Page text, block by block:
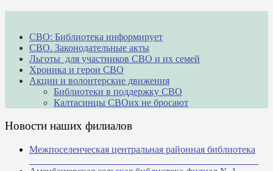
СВО: Библиотека информирует
СВО. Законодательные акты
Льготы для участников СВО и их семей
Хроника и герои СВО
Акции и волонтерские движения
Библиотеки в поддержку СВО
Калтасинцы СВОих не бросают
Новости наших филиалов
Межпоселенческая центральная районная библиотека